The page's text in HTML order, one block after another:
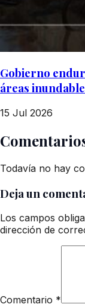
Gobierno
áreas
15 Jul 2026
Todavía no hay
Deja un
Los campos
dirección de
Comentario *